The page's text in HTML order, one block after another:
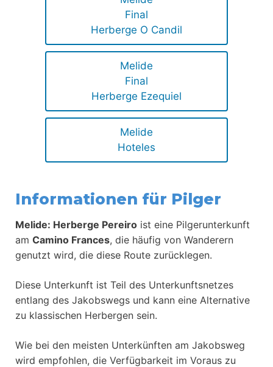
Final
Herberge O Candil
Melide
Final
Herberge Ezequiel
Melide
Hoteles
Informationen für Pilger
Melide: Herberge Pereiro ist eine Pilgerunterkunft
am Camino Frances, die häufig von Wanderern
genutzt wird, die diese Route zurücklegen.
Diese Unterkunft ist Teil des Unterkunftsnetzes
entlang des Jakobswegs und kann eine Alternative
zu klassischen Herbergen sein.
Wie bei den meisten Unterkünften am Jakobsweg
wird empfohlen, die Verfügbarkeit im Voraus zu